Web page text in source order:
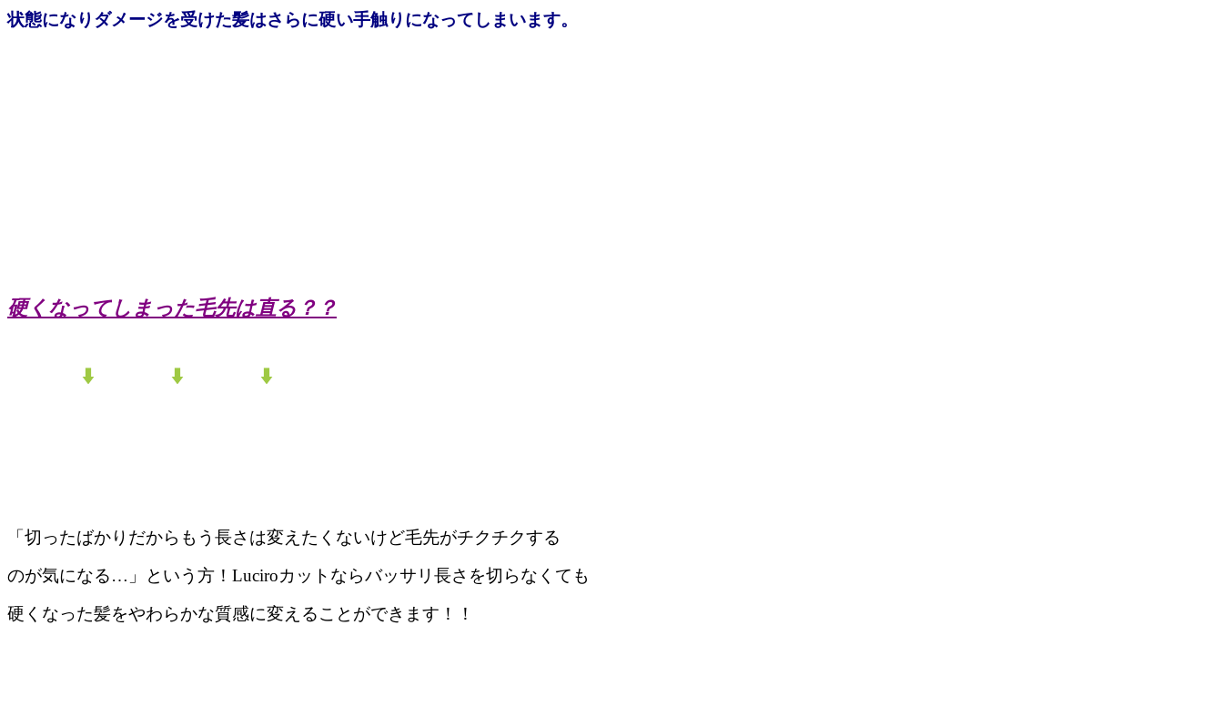
状態になりダメージを受けた髪はさらに硬い手触りになってしまいます。
硬くなってしまった毛先は直る？？
「切ったばかりだからもう長さは変えたくないけど毛先がチクチクする
のが気になる…」という方！Luciroカットならバッサリ長さを切らなくても
硬くなった髪をやわらかな質感に変えることができます！！